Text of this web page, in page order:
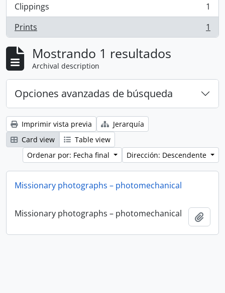
Clippings
, 1 resultados
1
Prints
, 1 resultados 1
Mostrando 1 resultados
Archival description
Opciones avanzadas de búsqueda
Imprimir vista previa
Jerarquía
Card view
Table view
Ordenar por: Fecha final
Dirección: Descendente
Missionary photographs – photomechanical
Missionary photographs – photomechanical